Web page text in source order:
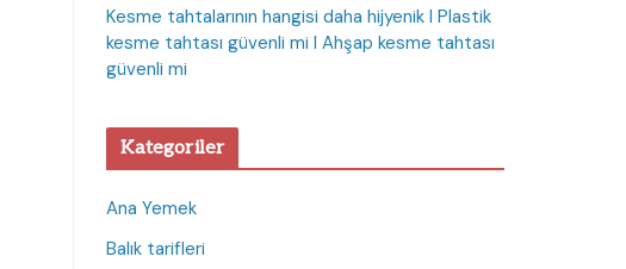
Kesme tahtalarının hangisi daha hijyenik I Plastik
kesme tahtası güvenli mi I Ahşap kesme tahtası
güvenli mi
Kategoriler
Ana Yemek
Balık tarifleri